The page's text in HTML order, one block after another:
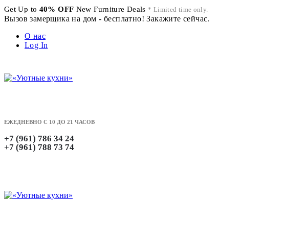
Get Up to 40% OFF New Furniture Deals * Limited time only.
Вызов замерщика на дом - бесплатно! Закажите сейчас.
О нас
Log In
ЕЖЕДНЕВНО С 10 ДО 21 ЧАСОВ
+7 (961) 786 34 24
+7 (961) 788 73 74